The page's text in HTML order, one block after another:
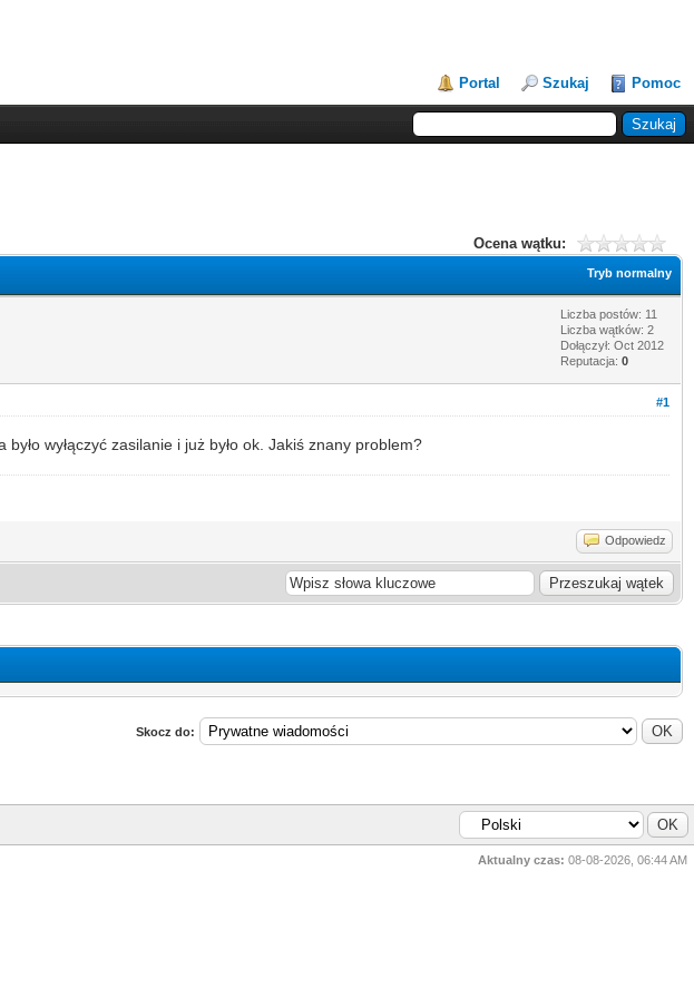
Portal Szukaj Pomoc
Ocena wątku:
Tryb normalny
Liczba postów: 11
Liczba wątków: 2
Dołączył: Oct 2012
Reputacja: 0
#1
wyłączyć zasilanie i już było ok. Jakiś znany problem?
Odpowiedz
Skocz do:
Aktualny czas: 08-08-2026, 06:44 AM